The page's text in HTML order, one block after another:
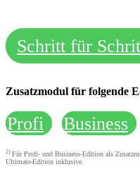
Schritt für
Zusatzmodul für folgende
Profi Business
2) Für Profi- und Business-Edition als
Ultimate-Edition inklusive.